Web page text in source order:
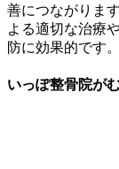
善につながりま
よる適切な治療
防に効果的です。
いっぽ整骨院が